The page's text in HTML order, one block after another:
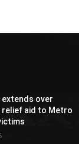
extends over
relief aid to Metro